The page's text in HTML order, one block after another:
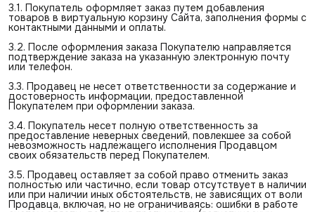
3.1. Покупатель оформляет заказ путем добавления
товаров в виртуальную корзину Сайта, заполнения формы с
контактными данными и оплаты.
3.2. После оформления заказа Покупателю направляется
подтверждение заказа на указанную электронную почту
или телефон.
3.3. Продавец не несет ответственности за содержание и
достоверность информации, предоставленной
Покупателем при оформлении заказа.
3.4. Покупатель несет полную ответственность за
предоставление неверных сведений, повлекшее за собой
невозможность надлежащего исполнения Продавцом
своих обязательств перед Покупателем.
3.5. Продавец оставляет за собой право отменить заказ
полностью или частично, если товар отсутствует в наличии
или при наличии иных обстоятельств, не зависящих от воли
Продавца, включая, но не ограничиваясь: ошибки в работе